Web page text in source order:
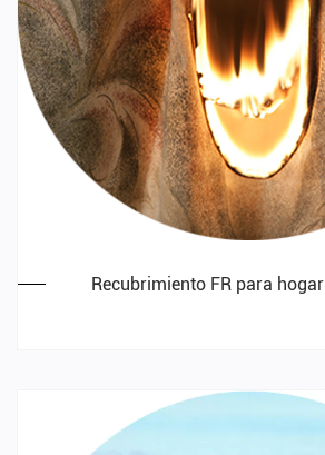
Recubrimiento FR para